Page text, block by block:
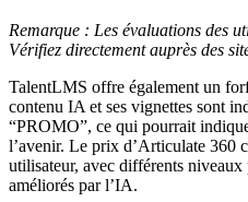
Remarque : Les évaluations des
Vérifiez directement auprès des
TalentLMS offre également un
contenu IA et ses vignettes sont
“PROMO”, ce qui pourrait
l’avenir. Le prix d’Articulate 360
utilisateur, avec différents
améliorés par l’IA.